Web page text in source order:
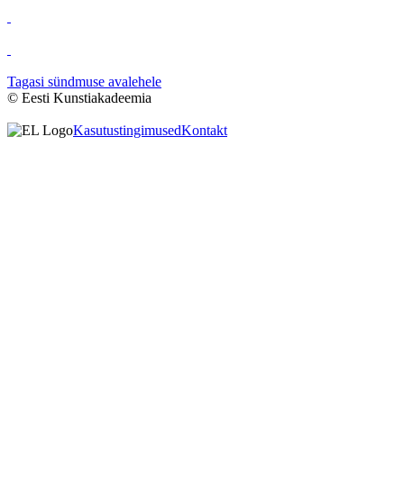
Tagasi sündmuse avalehele
© Eesti Kunstiakadeemia
KasutustingimusedKontakt